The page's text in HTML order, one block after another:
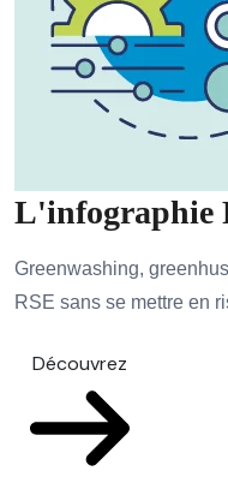
L'infographie
Greenwashing,
RSE sans se mettre en
Découvrez